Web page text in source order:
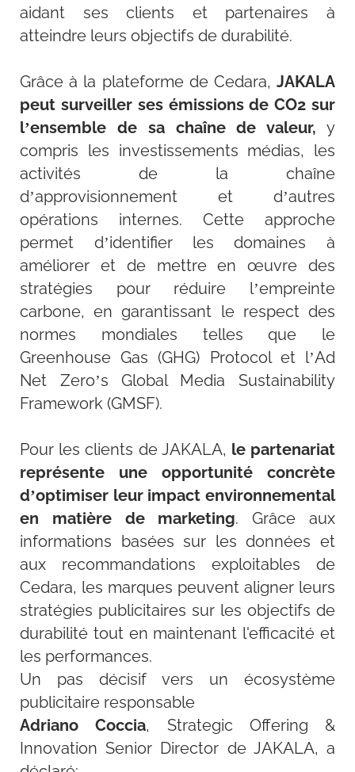
aidant ses clients et partenaires à
atteindre leurs objectifs de durabilité.
Grâce à la plateforme de Cedara, JAKALA
peut surveiller ses émissions de CO2 sur
l’ensemble de sa chaîne de valeur, y
compris les investissements médias, les
activités de la chaîne
d’approvisionnement et d’autres
opérations internes. Cette approche
permet d’identifier les domaines à
améliorer et de mettre en œuvre des
stratégies pour réduire l’empreinte
carbone, en garantissant le respect des
normes mondiales telles que le
Greenhouse Gas (GHG) Protocol et l’Ad
Net Zero’s Global Media Sustainability
Framework (GMSF).
Pour les clients de JAKALA, le partenariat
représente une opportunité concrète
d’optimiser leur impact environnemental
en matière de marketing. Grâce aux
informations basées sur les données et
aux recommandations exploitables de
Cedara, les marques peuvent aligner leurs
stratégies publicitaires sur les objectifs de
durabilité tout en maintenant l'efficacité et
les performances.
Un pas décisif vers un écosystème
publicitaire responsable
Adriano Coccia, Strategic Offering &
Innovation Senior Director de JAKALA, a